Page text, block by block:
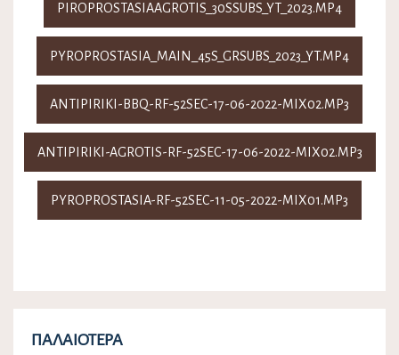
PIROPROSTASIAΑGROTIS_30SSUBS_YT_2023.MP4
PYROPROSTASIA_MAIN_45S_GRSUBS_2023_YT.MP4
ANTIPIRIKI-BBQ-RF-52SEC-17-06-2022-MIX02.MP3
ANTIPIRIKI-AGROTIS-RF-52SEC-17-06-2022-MIX02.MP3
PYROPROSTASIA-RF-52SEC-11-05-2022-MIX01.MP3
ΠΑΛΑΙΌΤΕΡΑ